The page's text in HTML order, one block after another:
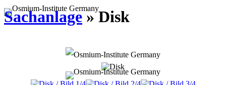
Sachanlage» Disk